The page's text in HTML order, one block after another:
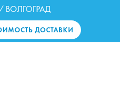
ВОЛГОГРАД
ДОСТАВКИ